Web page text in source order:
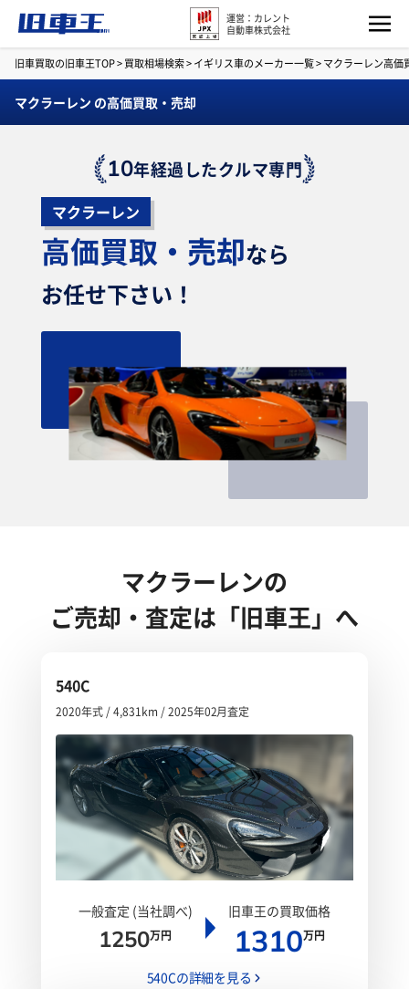
運営：カレント
自動車株式会社
旧車買取の旧車王TOP>買取相場検索>イギリス車のメーカー一覧>マクラーレン高価
マクラーレン の高価買取・売却
10年経過したクルマ専門
マクラーレン
高価買取・売却なら
お任せ下さい！
マクラーレンの
ご売却・査定は「旧車王」へ
540C
2020年式 / 4,831km / 2025年02月査定
一般査定 (当社調べ)
1250万円
旧車王の買取価格
1310万円
540Cの詳細を見る